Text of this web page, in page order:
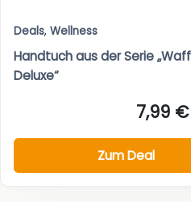
Deals, Wellness
Handtuch aus der Serie
Deluxe“
7,99 €
Zum Deal